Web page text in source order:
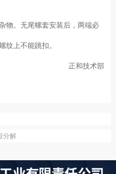
。无尾螺套安装后，两端必
纹上不能跳扣。
正和技术部
分解